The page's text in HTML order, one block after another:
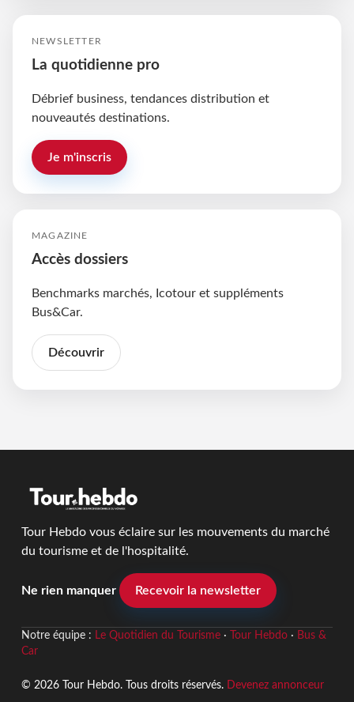
NEWSLETTER
La quotidienne pro
Débrief business, tendances distribution et
nouveautés destinations.
Je m'inscris
MAGAZINE
Accès dossiers
Benchmarks marchés, Icotour et suppléments
Bus&Car.
Découvrir
Tour Hebdo vous éclaire sur les mouvements du marché
du tourisme et de l'hospitalité.
Ne rien manquer Recevoir la newsletter
Notre équipe : Le Quotidien du Tourisme· Tour Hebdo· Bus &
Car
© 2026 Tour Hebdo. Tous droits réservés. Devenez annonceur